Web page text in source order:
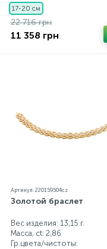
17-20 см
22 716 грн
11 358 грн
Артикул: 220159504cz
Золотой браслет
Вес изделия: 13,15 г.
Масса, ct: 2,86
Гр.цвета/чистоты: